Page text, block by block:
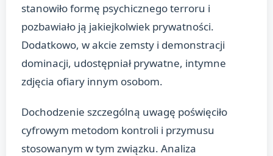
stanowiło formę psychicznego terroru i
pozbawiało ją jakiejkolwiek prywatności.
Dodatkowo, w akcie zemsty i demonstracji
dominacji, udostępniał prywatne, intymne
zdjęcia ofiary innym osobom.
Dochodzenie szczególną uwagę poświęciło
cyfrowym metodom kontroli i przymusu
stosowanym w tym związku. Analiza